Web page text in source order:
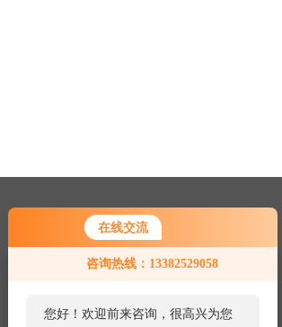
在线交流
咨询热线：13382529058
您好！欢迎前来咨询，很高兴为您
联系我们
0512-57687508